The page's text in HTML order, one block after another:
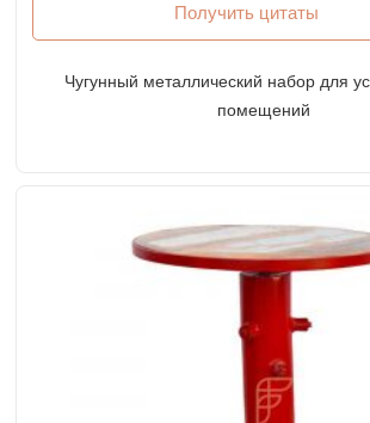
Получить цитаты
Чугунный металлический набор для
помещений